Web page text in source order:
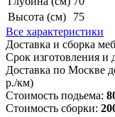
Высота (см)
75
Все характеристики
Доставка и сборка
Срок изготовления и
Доставка по Москве
р./км)
Стоимость подьема:
Стоимость сборки: